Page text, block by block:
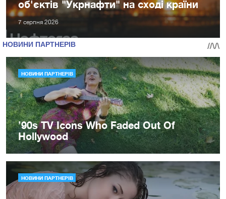
об'єктів "Укрнафти" на сході країни
7 серпня 2026